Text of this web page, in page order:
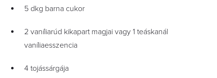
5 dkg barna cukor
2 vaníliarúd kikapart magjai vagy 1 teáskanál
vaníliaesszencia
4 tojássárgája